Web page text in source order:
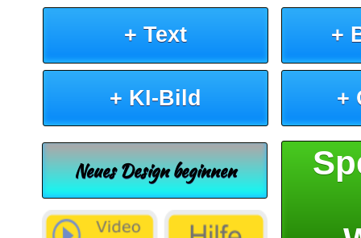
+ Text +
+ KI-Bild +
Neues Design beginnen